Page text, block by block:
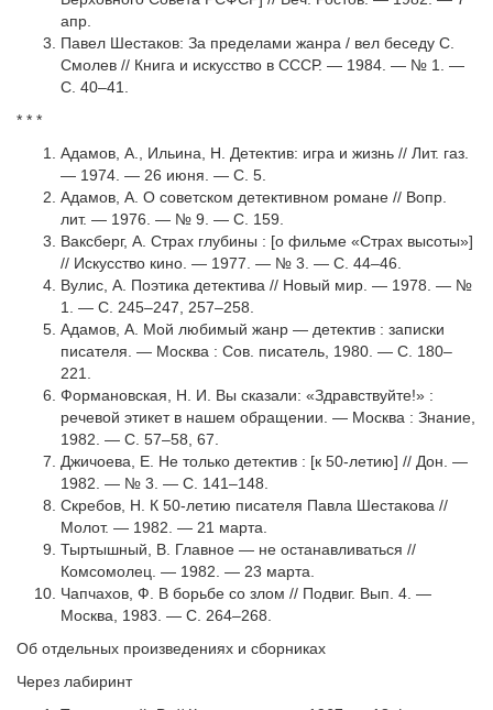
апр.
Павел Шестаков: За пределами жанра / вел беседу С.
Смолев // Книга и искусство в СССР. — 1984. — № 1. —
С. 40–41.
* * *
Адамов, А., Ильина, Н. Детектив: игра и жизнь // Лит. газ.
— 1974. — 26 июня. — С. 5.
Адамов, А. О советском детективном романе // Вопр.
лит. — 1976. — № 9. — С. 159.
Ваксберг, А. Страх глубины : [о фильме «Страх высоты»]
// Искусство кино. — 1977. — № 3. — С. 44–46.
Вулис, А. Поэтика детектива // Новый мир. — 1978. — №
1. — С. 245–247, 257–258.
Адамов, А. Мой любимый жанр — детектив : записки
писателя. — Москва : Сов. писатель, 1980. — С. 180–
221.
Формановская, Н. И. Вы сказали: «Здравствуйте!» :
речевой этикет в нашем обращении. — Москва : Знание,
1982. — С. 57–58, 67.
Джичоева, Е. Не только детектив : [к 50-летию] // Дон. —
1982. — № 3. — С. 141–148.
Скребов, Н. К 50-летию писателя Павла Шестакова //
Молот. — 1982. — 21 марта.
Тыртышный, В. Главное — не останавливаться //
Комсомолец. — 1982. — 23 марта.
Чапчахов, Ф. В борьбе со злом // Подвиг. Вып. 4. —
Москва, 1983. — С. 264–268.
Об отдельных произведениях и сборниках
Через лабиринт